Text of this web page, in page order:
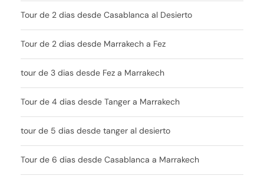
Tour de 2 dias desde Casablanca al Desierto
Tour de 2 dias desde Marrakech a Fez
tour de 3 dias desde Fez a Marrakech
Tour de 4 dias desde Tanger a Marrakech
tour de 5 dias desde tanger al desierto
Tour de 6 dias desde Casablanca a Marrakech